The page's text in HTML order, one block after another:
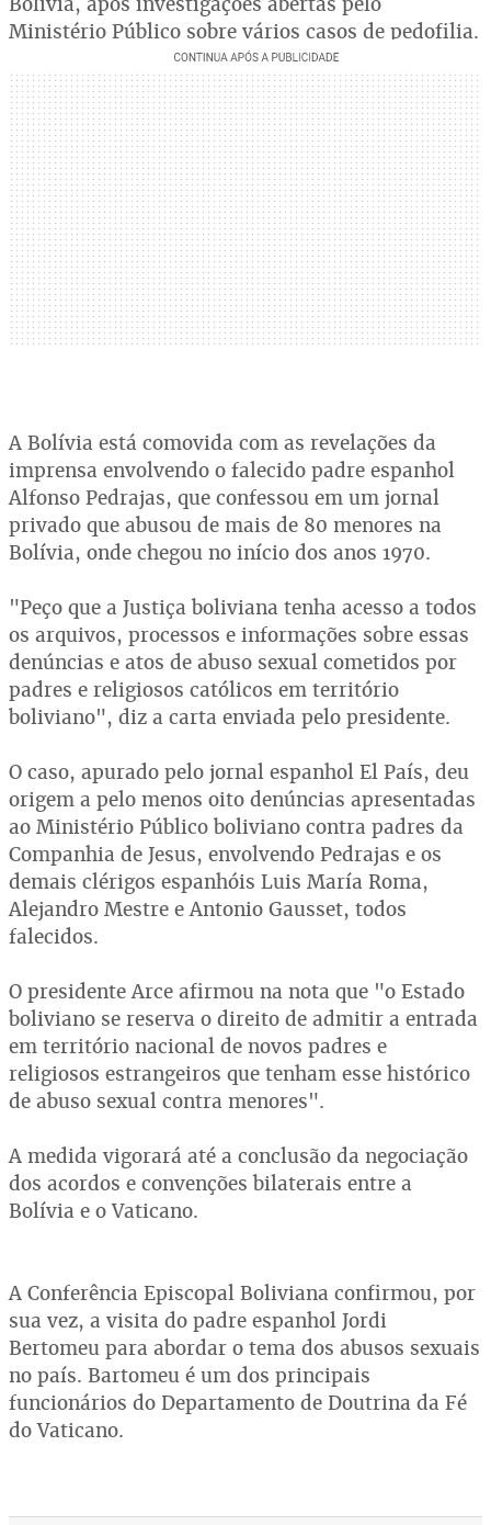
Ministério Público sobre vários casos de pedofilia.
A Bolívia está comovida com as revelações da
imprensa envolvendo o falecido padre espanhol
Alfonso Pedrajas, que confessou em um jornal
privado que abusou de mais de 80 menores na
Bolívia, onde chegou no início dos anos 1970.
"Peço que a Justiça boliviana tenha acesso a todos
os arquivos, processos e informações sobre essas
denúncias e atos de abuso sexual cometidos por
padres e religiosos católicos em território
boliviano", diz a carta enviada pelo presidente.
O caso, apurado pelo jornal espanhol El País, deu
origem a pelo menos oito denúncias apresentadas
ao Ministério Público boliviano contra padres da
Companhia de Jesus, envolvendo Pedrajas e os
demais clérigos espanhóis Luis María Roma,
Alejandro Mestre e Antonio Gausset, todos
falecidos.
O presidente Arce afirmou na nota que "o Estado
boliviano se reserva o direito de admitir a entrada
em território nacional de novos padres e
religiosos estrangeiros que tenham esse histórico
de abuso sexual contra menores".
A medida vigorará até a conclusão da negociação
dos acordos e convenções bilaterais entre a
Bolívia e o Vaticano.
A Conferência Episcopal Boliviana confirmou, por
sua vez, a visita do padre espanhol Jordi
Bertomeu para abordar o tema dos abusos sexuais
no país. Bartomeu é um dos principais
funcionários do Departamento de Doutrina da Fé
do Vaticano.